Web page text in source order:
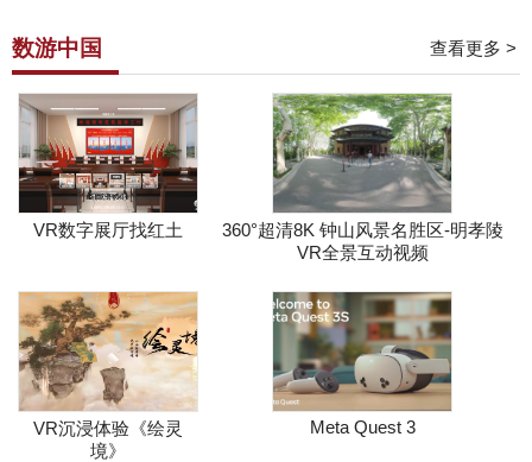
数游中国 查看更多 >
VR数字展厅找红土
360°超清8K 钟山风景名胜区-明孝陵
VR全景互动视频
VR沉浸体验《绘灵
境》
Meta Quest 3